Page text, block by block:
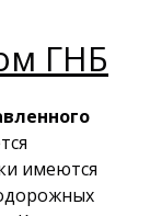
ГНБ
имеются